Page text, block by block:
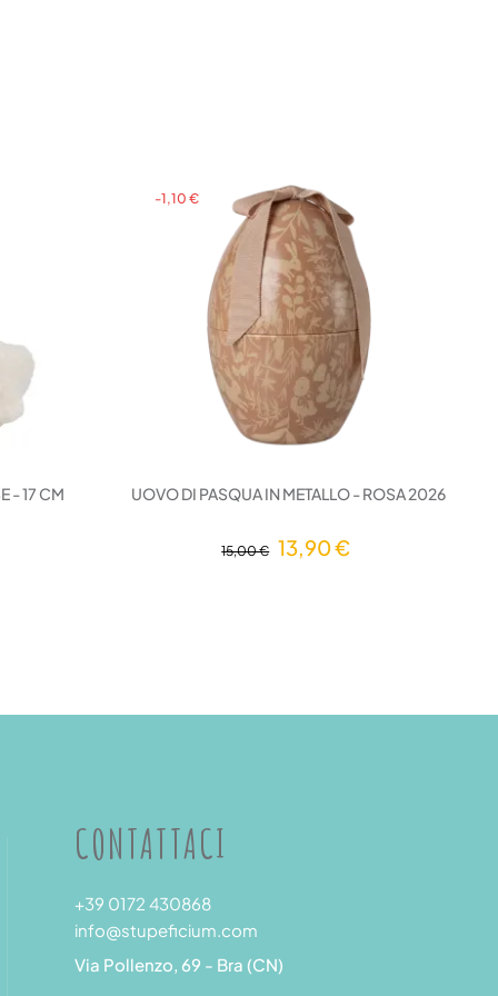
- 17 CM
-1,10 €
UOVO DI PASQUA IN METALLO - ROSA 2026
15,00 € 13,90 €
CONTATTACI
+39 0172 430868
info@stupeficium.com
Via Pollenzo, 69 - Bra (CN)